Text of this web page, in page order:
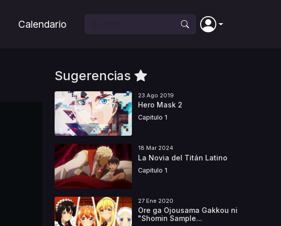
Calendario
Sugerencias
23 Ago 2019
Hero Mask 2
Capitulo 1
18 Mar 2024
La Novia del Titán Latino
Capitulo 1
27 Ene 2020
Ore ga Ojousama Gakkou ni
"Shomin Sample...